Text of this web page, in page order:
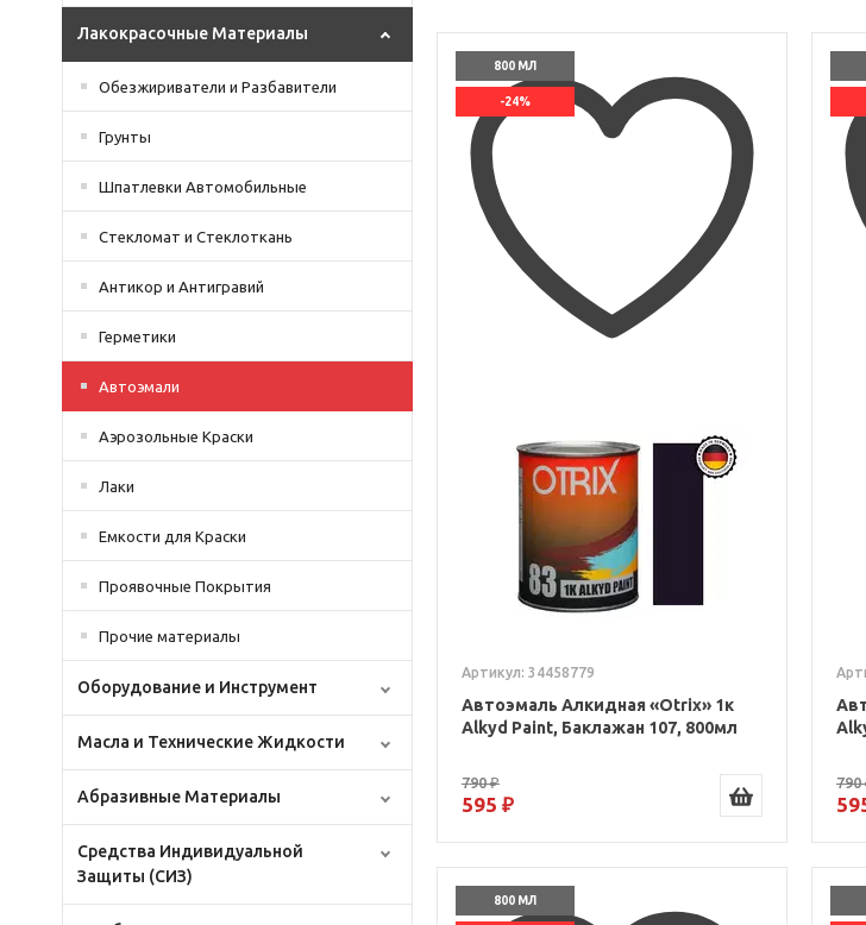
Лакокрасочные Материалы
Обезжириватели и Разбавители
Грунты
Шпатлевки Автомобильные
Стекломат и Стеклоткань
Антикор и Антигравий
Герметики
Автоэмали
Аэрозольные Краски
Лаки
Емкости для Краски
Проявочные Покрытия
Прочие материалы
Оборудование и Инструмент
Масла и Технические Жидкости
Абразивные Материалы
Средства Индивидуальной
Защиты (СИЗ)
800 МЛ
-24%
Артикул: 34458779
Автоэмаль Алкидная «Otrix» 1к
Alkyd Paint, Баклажан 107, 800мл
790 ₽
595 ₽
790
800 МЛ